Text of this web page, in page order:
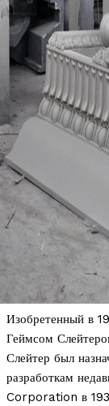
Изобретенный в
Геймсом
Слейтер был
разработкам
Corporation в